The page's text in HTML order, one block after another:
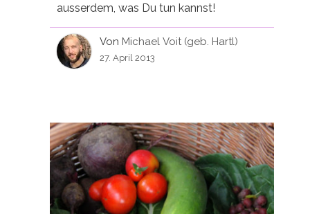
ausserdem, was Du tun kannst!
Von Michael Voit (geb. Hartl)
27. April 2013